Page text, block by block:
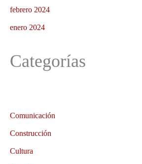
febrero 2024
enero 2024
Categorías
Comunicación
Construcción
Cultura